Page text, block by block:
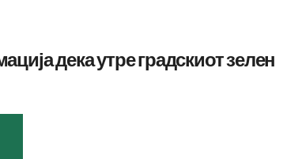
дека утре градскиот зелен